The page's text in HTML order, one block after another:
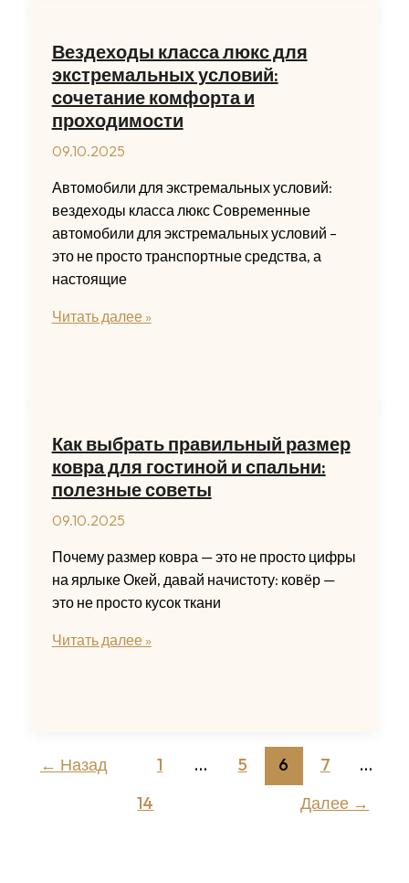
начать
действовать
уже
сегодня
Вездеходы класса люкс для
экстремальных условий:
сочетание комфорта и
проходимости
09.10.2025
Автомобили для экстремальных условий:
вездеходы класса люкс Современные
автомобили для экстремальных условий –
это не просто транспортные средства, а
настоящие
Вездеходы
сочетание
комфорта
и
проходимости
Читать далее »
Как выбрать правильный размер
ковра для гостиной и спальни:
полезные советы
09.10.2025
Почему размер ковра — это не просто цифры
на ярлыке Окей, давай начистоту: ковёр —
это не просто кусок ткани
Как
гостиной
Читать далее »
← Назад 1 … 5 6 7
…
14
Далее →